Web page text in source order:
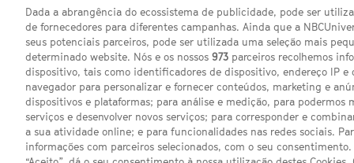
Dada a abrangência do ecossistema de publicidade, pode ser
de fornecedores para diferentes campanhas. Ainda que a
seus potenciais parceiros, pode ser utilizada uma seleção mais
determinado website. Nós e os nossos 973 parceiros recolhemos
dispositivo, tais como identificadores de dispositivo, endereço IP e
navegador para personalizar e fornecer conteúdos, marketing e
dispositivos e plataformas; para análise e medição, para podermos
serviços e desenvolver novos serviços; para corresponder e
a sua atividade online; e para funcionalidades nas redes sociais.
informações com parceiros selecionados, com o seu